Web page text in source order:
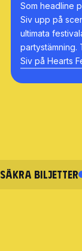
Som headline
Siv upp på
ultimata
partystämning.
Siv på Hearts
SÄKRA BILJETTER